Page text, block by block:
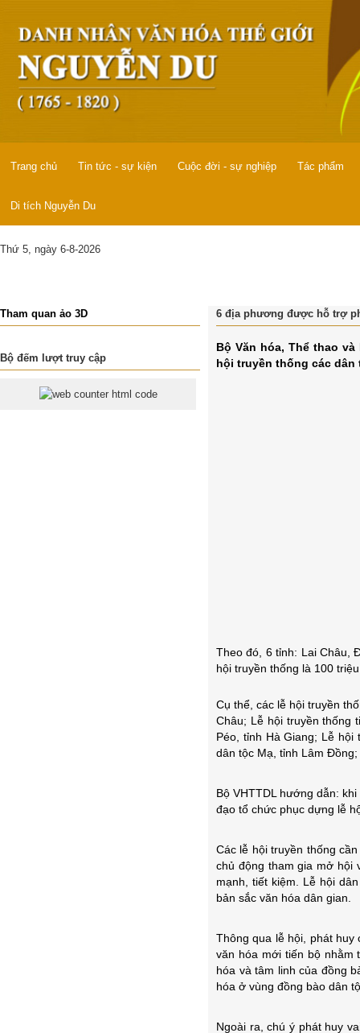
Trang chủ Tin tức - sự kiện Cuộc đời - sự nghiệp Tác phẩm
Di tích Nguyễn Du
Thứ 5, ngày 6-8-2026
Tham quan ảo 3D
Bộ đếm lượt truy cập
6 địa phương được hỗ trợ
Bộ Văn hóa, Thể thao
hội truyền thống các
Theo đó, 6 tỉnh: Lai Châu,
hội truyền thống là 100
Cụ thể, các lễ hội truyền
Châu; Lễ hội truyền thống
Péo, tỉnh Hà Giang; Lễ
dân tộc Mạ, tỉnh Lâm
Bộ VHTTDL hướng dẫn:
đạo tổ chức phục dựng lễ
Các lễ hội truyền thống
chủ động tham gia mở hội
mạnh, tiết kiệm. Lễ hội
bản sắc văn hóa dân gian.
Thông qua lễ hội, phát huy
văn hóa mới tiến bộ nhằm
hóa và tâm linh của đồng
hóa ở vùng đồng bào dân
Ngoài ra, chú ý phát huy